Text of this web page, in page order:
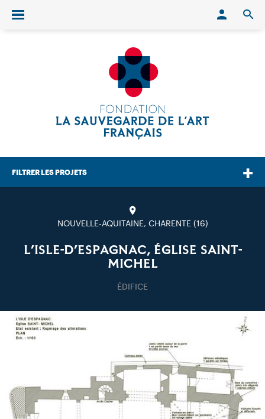
Ouvrir/fermer le menu
FILTRER LES PROJETS
NOUVELLE-AQUITAINE, CHARENTE (16)
L’ISLE-D’ESPAGNAC, ÉGLISE SAINT-
MICHEL
ÉDIFICE